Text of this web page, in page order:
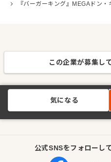
『バーガーキング』MEGAドン
この企業が募集し
気になる
公式SNSをフォローし